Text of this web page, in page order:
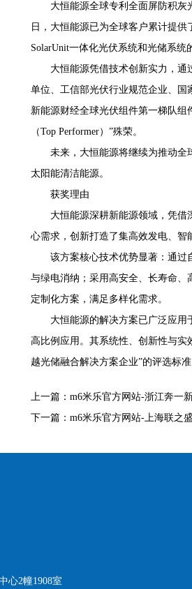
大恒能源全球专利全面屏防积
日，大恒能源已为全球客户累计提
SolarUnit一体化光伏系统和光储系统
大恒能源凭借技术创新实力，通
单位、工信部光伏行业规范企业、国
新能源财经全球光伏组件第一梯队组
（Top Performer）”殊荣。
未来，大恒能源将继续为推动全
太阳能清洁能源。
获奖理由
大恒能源深耕新能源领域，凭
心需求，创新打造了集高效发电、智
该方案核心技术优势显著：通过
与绿电消纳；采用高安全、长寿命
定制化方案，满足多样化需求。
大恒能源的解决方案已广泛应
高比例应用。其系统性、创新性与实
越光储融合解决方案企业”的评选标准
上一篇： m6米乐官方网站-浙江奔一
下一篇： m6米乐官方网站-上海联之
心2幢1908室